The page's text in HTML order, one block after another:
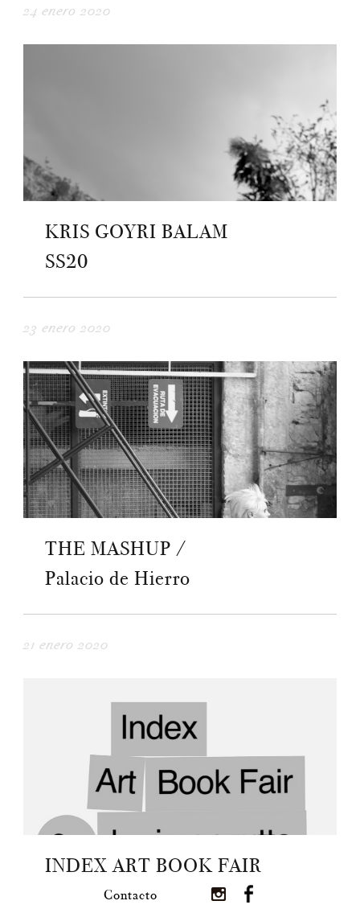
Contacto
24 enero 2020
KRIS GOYRI BALAM
SS20
23 enero 2020
THE MASHUP /
Palacio de Hierro
21 enero 2020
INDEX ART BOOK FAIR